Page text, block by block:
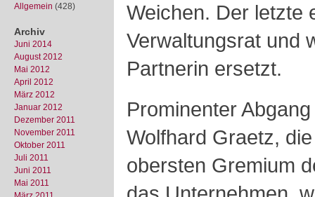
Allgemein (428)
Archiv
Juni 2014
August 2012
Mai 2012
April 2012
März 2012
Januar 2012
Dezember 2011
November 2011
Oktober 2011
Juli 2011
Juni 2011
Mai 2011
Weichen. Der letzte
Verwaltungsrat und
Partnerin ersetzt.
Prominenter
Wolfhard Graetz,
obersten Gremium